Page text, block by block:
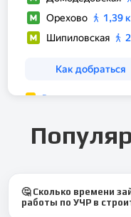
🤔 Сколько времени
работы по УЧР в